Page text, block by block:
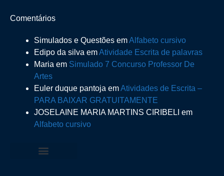
Comentários
Simulados e Questões emAlfabeto cursivo
Edipo da silva emAtividade Escrita de palavras
Maria em Simulado 7 Concurso Professor De
Artes
Euler duque pantoja emAtividades de Escrita –
PARA BAIXAR GRATUITAMENTE
JOSELAINE MARIA MARTINS CIRIBELI em
Alfabeto cursivo